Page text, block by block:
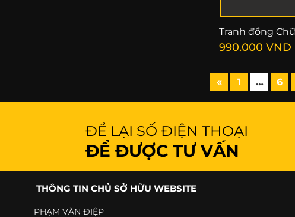
Tranh đồng
990.000 VND
« 1 … 6
ĐỂ LẠI SỐ ĐIỆN THOẠI
ĐỂ ĐƯỢC TƯ VẤN
THÔNG TIN CHỦ SỞ HỮU WEBSITE
PHẠM VĂN ĐIỆP